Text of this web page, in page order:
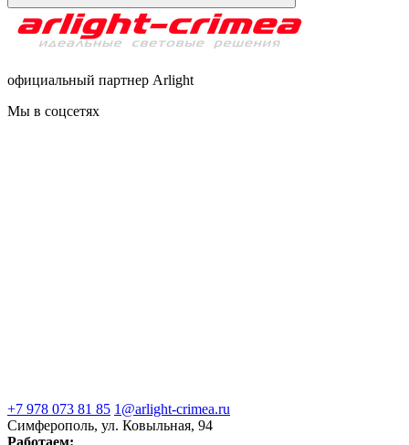
официальный партнер Arlight
Мы в соцсетях
+7 978 073 81 85 1@arlight-crimea.ru
Симферополь, ул. Ковыльная, 94
Работаем: